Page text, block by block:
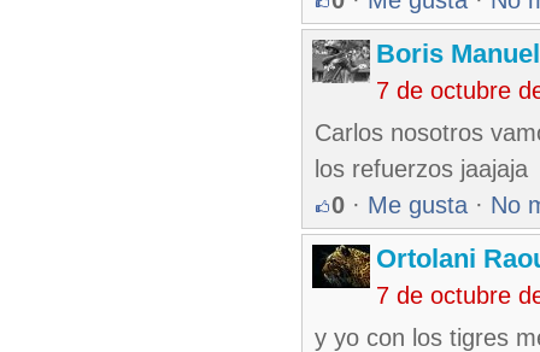
Boris
7 de octubre
Carlos nosotros
los refuerzos jaajaja
0 · Me gusta · No
Ortolani
7 de octubre
y yo con los tigres